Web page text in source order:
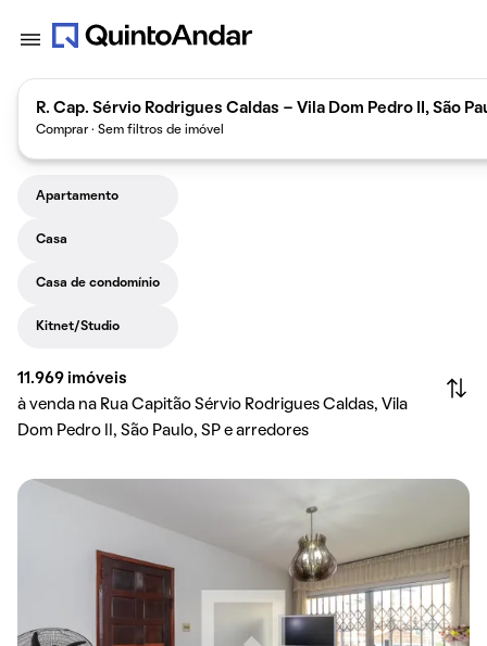
R. Cap. Sérvio Rodrigues Caldas - Vila Dom Pedro II, São
Comprar · Sem filtros de imóvel
Apartamento
Casa
Casa de condomínio
Kitnet/Studio
11.969 imóveis
à venda na Rua Capitão Sérvio Rodrigues Caldas, Vila
Dom Pedro II, São Paulo, SP e arredores